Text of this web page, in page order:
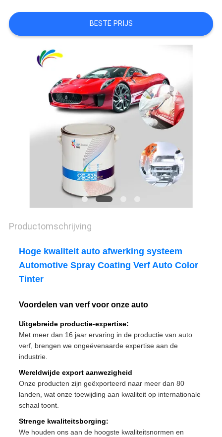
OFFERTE
AAN
SITEMAP
PRIVACYBELEID
BESTE PRIJS
Productomschrijving
Hoge kwaliteit auto afwerking systeem
Automotive Spray Coating Verf Auto Color
Tinter
Voordelen van verf voor onze auto
Uitgebreide productie-expertise:
Met meer dan 16 jaar ervaring in de productie van auto
verf, brengen we ongeëvenaarde expertise aan de
industrie.
Wereldwijde export aanwezigheid
Onze producten zijn geëxporteerd naar meer dan 80
landen, wat onze toewijding aan kwaliteit op internationale
schaal toont.
Strenge kwaliteitsborging:
We houden ons aan de hoogste kwaliteitsnormen en